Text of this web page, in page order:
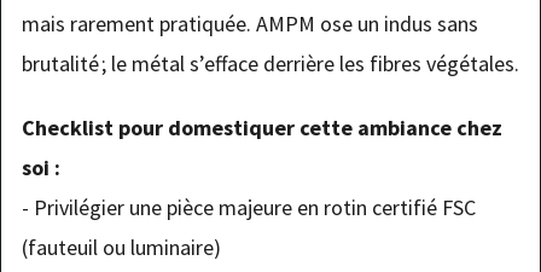
mais rarement pratiquée. AMPM ose un indus sans
brutalité ; le métal s’efface derrière les fibres végétales.
Checklist pour domestiquer cette ambiance chez
soi :
- Privilégier une pièce majeure en rotin certifié FSC
(fauteuil ou luminaire)